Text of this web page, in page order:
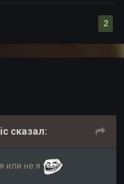
2
сказал:
или не я